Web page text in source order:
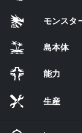
モンスタ
島本体
能力
生産